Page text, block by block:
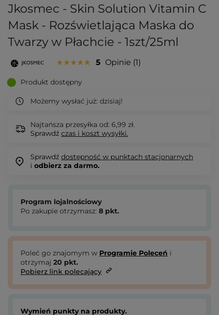
Jkosmec - Skin Solution Vitamin C
Mask - Rozświetlająca Maska do
Twarzy w Płachcie - 1szt/25ml
5 Opinie 1
Produkt dostępny
Możemy wysłać już: dzisiaj!
Najtańsza przesyłka od: 6,99 zł.
Sprawdź czas i koszt wysyłki.
Sprawdź dostępność w punktach stacjonarnych
i odbierz za darmo.
Program lojalnościowy
Po zakupie otrzymasz: 8 pkt.
Poleć go znajomym w Programie Poleceń i
otrzymaj 20 pkt.
Pobierz link polecający
Wymień punkty na produkty.